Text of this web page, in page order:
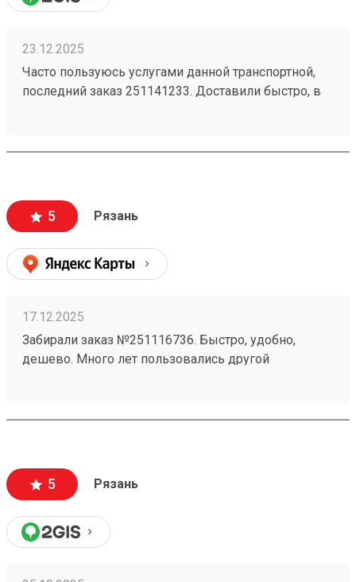
23.12.2025
Часто пользуюсь услугами данной транспортной,
последний заказ 251141233. Доставили быстро, в
Рекомендую!
5 Рязань
17.12.2025
Забирали заказ №251116736. Быстро, удобно,
дешево. Много лет пользовались другой
пользоваться этой компанией. Не огорчились ни
звезд. По-тихоньку переносим заказы сюда.
5 Рязань